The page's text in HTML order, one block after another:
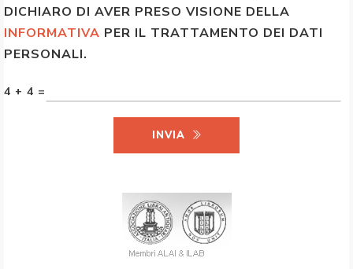
DICHIARO DI AVER PRESO VISIONE DELLA
INFORMATIVA PER IL TRATTAMENTO DEI DATI
PERSONALI.
4 + 4 =
INVIA